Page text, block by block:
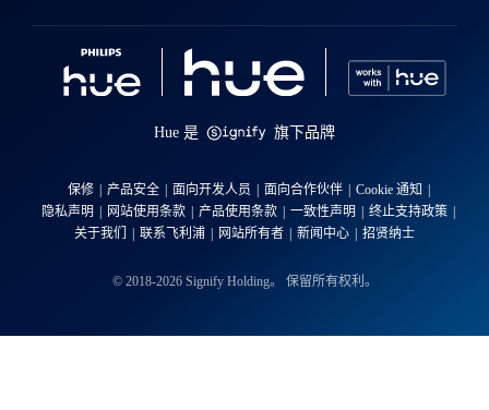
Hue 是 旗下品牌
保修 产品安全 面向开发人员 面向合作伙伴
Cookie 通知
隐私声明
网站使用条款 产品使用条款 一致性声明
终止支持政策
关于我们
联系飞利浦 网站所有者 新闻中心 招贤纳士
© 2018-2026 Signify Holding。 保留所有权利。